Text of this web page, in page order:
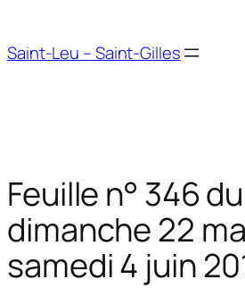
contenu
Saint-Leu – Saint-Gilles
Feuille n° 346 du
dimanche 22
samedi 4 juin